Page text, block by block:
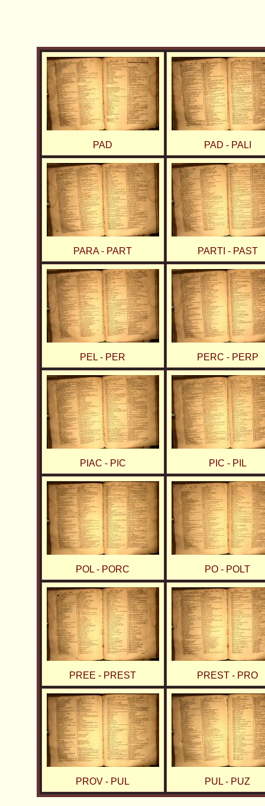
PAD PAD - PALI
PARA - PART PARTI - PAST
PEL - PER PERC - PERP
PIAC - PIC PIC - PIL
POL - PORC PO - POLT
PREE - PREST PREST - PRO
PROV - PUL PUL - PUZ